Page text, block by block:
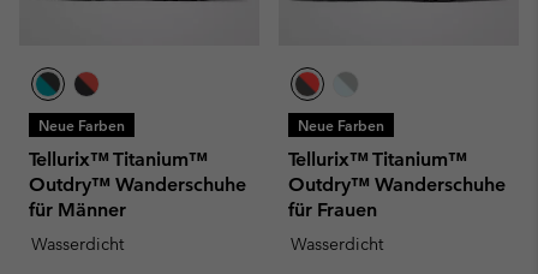
Neue Farben
Tellurix™ Titanium™
Outdry™ Wanderschuhe
für Männer
Wasserdicht
Neue Farben
Tellurix™ Titanium™
Outdry™ Wanderschuhe
für Frauen
Wasserdicht